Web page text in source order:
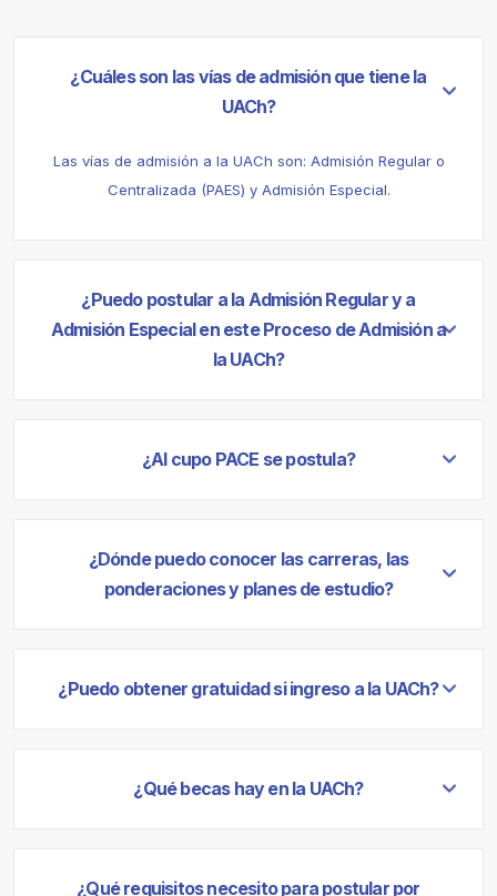
¿Cuáles son las vías de admisión que tiene la
UACh?
Las vías de admisión a la UACh son: Admisión Regular o
Centralizada (PAES) y Admisión Especial.
¿Puedo postular a la Admisión Regular y a
Admisión Especial en este Proceso de Admisión a
la UACh?
¿Al cupo PACE se postula?
¿Dónde puedo conocer las carreras, las
ponderaciones y planes de estudio?
¿Puedo obtener gratuidad si ingreso a la UACh?
¿Qué becas hay en la UACh?
¿Qué requisitos necesito para postular por